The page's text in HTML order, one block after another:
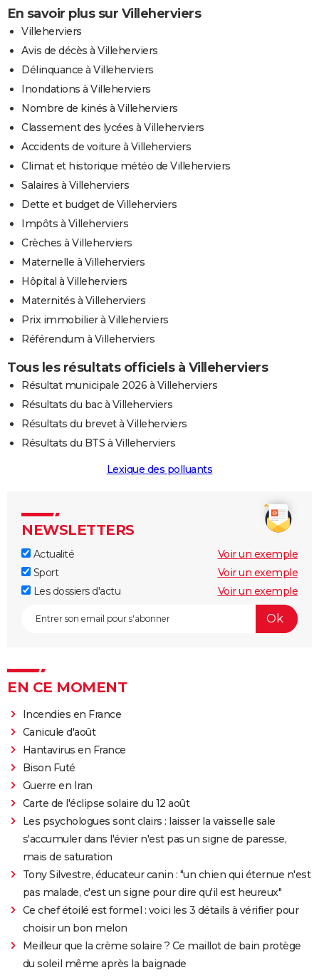
En savoir plus sur Villeherviers
Villeherviers
Avis de décès à Villeherviers
Délinquance à Villeherviers
Inondations à Villeherviers
Nombre de kinés à Villeherviers
Classement des lycées à Villeherviers
Accidents de voiture à Villeherviers
Climat et historique météo de Villeherviers
Salaires à Villeherviers
Dette et budget de Villeherviers
Impôts à Villeherviers
Crèches à Villeherviers
Maternelle à Villeherviers
Hôpital à Villeherviers
Maternités à Villeherviers
Prix immobilier à Villeherviers
Référendum à Villeherviers
Tous les résultats officiels à Villeherviers
Résultat municipale 2026 à Villeherviers
Résultats du bac à Villeherviers
Résultats du brevet à Villeherviers
Résultats du BTS à Villeherviers
Lexique des polluants
NEWSLETTERS
Actualité
Voir un exemple
Sport
Voir un exemple
Les dossiers d'actu
Voir un exemple
EN CE MOMENT
Incendies en France
Canicule d'août
Hantavirus en France
Bison Futé
Guerre en Iran
Carte de l'éclipse solaire du 12 août
Les psychologues sont clairs : laisser la vaisselle sale
s'accumuler dans l'évier n'est pas un signe de paresse,
mais de saturation
Tony Silvestre, éducateur canin : "un chien qui éternue n'est
pas malade, c'est un signe pour dire qu'il est heureux"
Ce chef étoilé est formel : voici les 3 détails à vérifier pour
choisir un bon melon
Meilleur que la crème solaire ? Ce maillot de bain protège
du soleil même après la baignade